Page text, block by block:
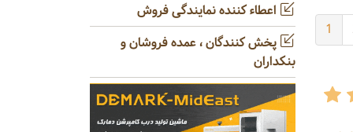
1
اعطاء کننده نمایندگی فروش
پخش کنندگان ، عمده فروشان و
بنکداران